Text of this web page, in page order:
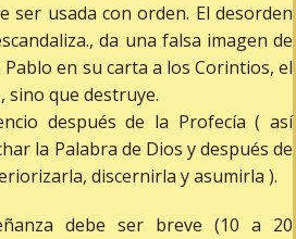
ser usada con orden. El desorden
da una falsa imagen de
Pablo en su carta a los Corintios, el
sino que destruye.
después de la Profecía ( así
la Palabra de Dios y después de
discernirla y asumirla ).
debe ser breve (10 a 20